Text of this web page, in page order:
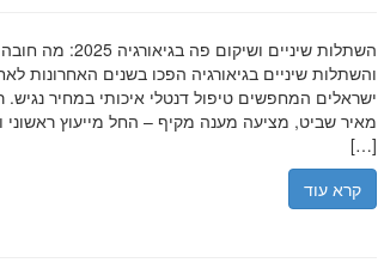
השתלות שיניים
והשתלות שיניים בגיאורגיה הפכו בשנים האחרונות
ישראלים המחפשים טיפול דנטלי איכותי במחיר
מאיר שביט, מציעה מענה מקיף – החל מייעוץ ראשוני
[…]
קרא עוד